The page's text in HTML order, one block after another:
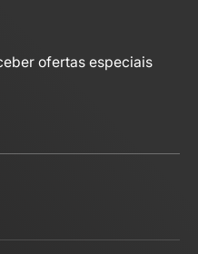
ofertas especiais